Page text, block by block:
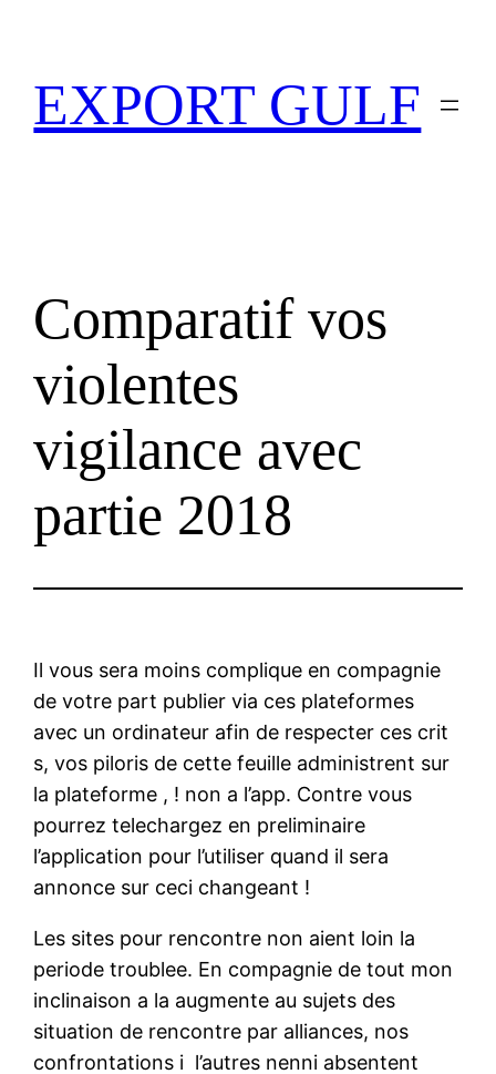
EXPORT GULF
Comparatif vos
violentes
vigilance avec
partie 2018
Il vous sera moins complique en compagnie
de votre part publier via ces plateformes
avec un ordinateur afin de respecter ces crit
s, vos piloris de cette feuille administrent sur
la plateforme , ! non a l’app. Contre vous
pourrez telechargez en preliminaire
l’application pour l’utiliser quand il sera
annonce sur ceci changeant !
Les sites pour rencontre non aient loin la
periode troublee. En compagnie de tout mon
inclinaison a la augmente au sujets des
situation de rencontre par alliances, nos
confrontations i l’autres nenni absentent